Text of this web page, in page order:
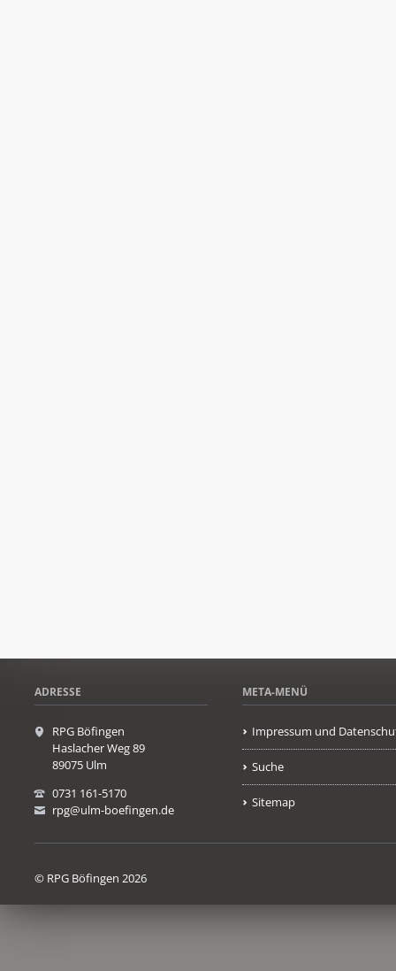
ADRESSE
RPG Böfingen
Haslacher Weg 89
89075 Ulm
0731 161-5170
rpg@ulm-boefingen.de
META-MENÜ
Impressum und
Suche
Sitemap
© RPG Böfingen 2026